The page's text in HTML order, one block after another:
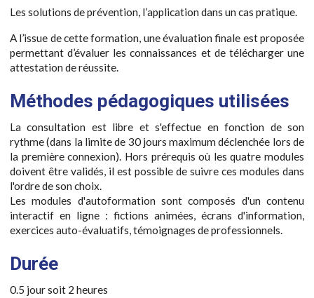
Les solutions de prévention, l’application dans un cas pratique.
A l’issue de cette formation, une évaluation finale est proposée
permettant d’évaluer les connaissances et de télécharger une
attestation de réussite.
Méthodes pédagogiques utilisées
La consultation est libre et s'effectue en fonction de son
rythme (dans la limite de 30 jours maximum déclenchée lors de
la première connexion). Hors prérequis où les quatre modules
doivent être validés, il est possible de suivre ces modules dans
l'ordre de son choix.
Les modules d'autoformation sont composés d'un contenu
interactif en ligne : fictions animées, écrans d'information,
exercices auto-évaluatifs, témoignages de professionnels.
Durée
0.5 jour soit 2 heures